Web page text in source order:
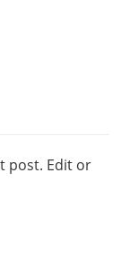
post. Edit or